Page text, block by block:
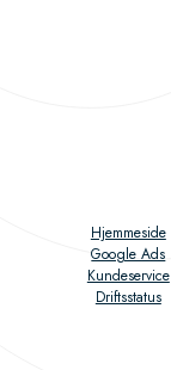
Hjemmeside
Google Ads
Kundeservice
Driftsstatus